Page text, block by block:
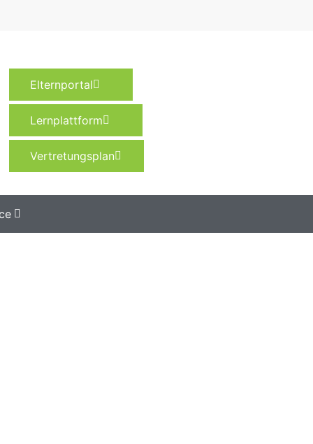
Elternportal
Lernplattform
Vertretungsplan